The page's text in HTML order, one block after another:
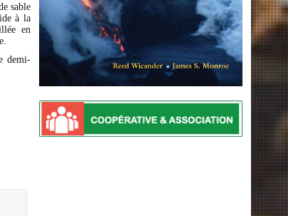
sable
à la
en
demi-